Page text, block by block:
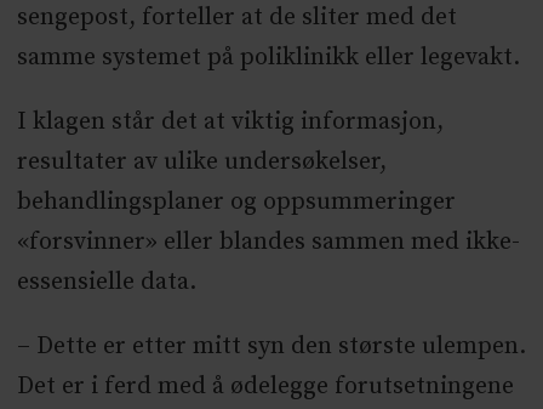
sengepost, forteller at de sliter med det
samme systemet på poliklinikk eller legevakt.
I klagen står det at viktig informasjon,
resultater av ulike undersøkelser,
behandlingsplaner og oppsummeringer
«forsvinner» eller blandes sammen med ikke-
essensielle data.
– Dette er etter mitt syn den største ulempen.
Det er i ferd med å ødelegge forutsetningene